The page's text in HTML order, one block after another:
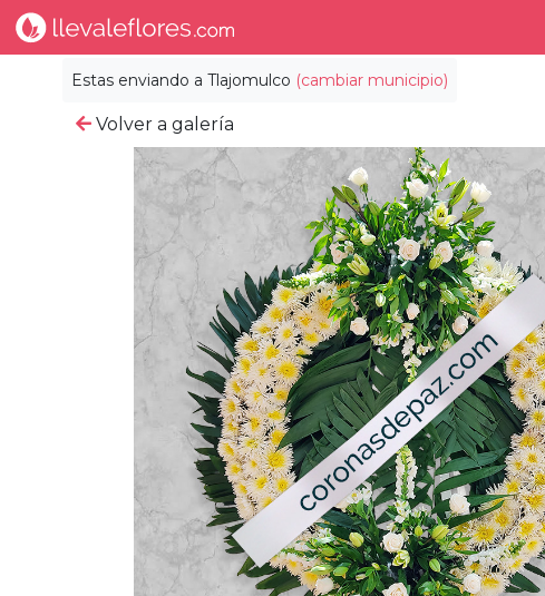
Estas enviando a Tlajomulco (cambiar municipio)
Volver a galería